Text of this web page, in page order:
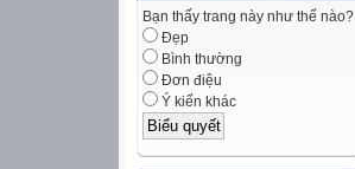
Bạn thấy trang này như thế nào?
Đẹp
Bình thường
Đơn điệu
Ý kiến khác